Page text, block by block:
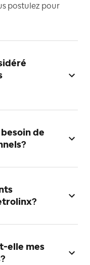
postulez pour
de
elle mes